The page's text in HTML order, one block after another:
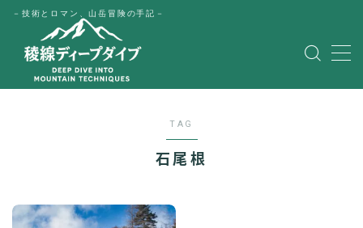
－技術とロマン、山岳冒険の手記－
MENU
TAG
石尾根